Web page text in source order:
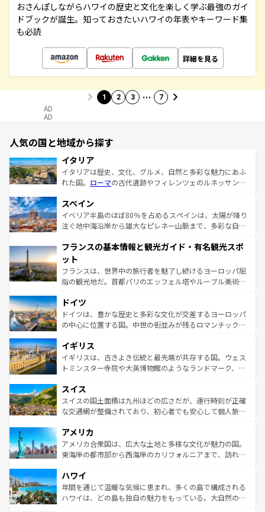
おさんぽしながらハワイの歴史と文化を楽しく学ぶ最強のガイ
ドブックが誕生。知っておきたいハワイの年表やキーワード集
も必読
詳細を見る
1 2 3 … 7
AD
AD
人気の国と地域から探す
イタリア
イタリアは歴史、文化、グルメ、自然と多彩な魅力にあふ
れた国。 ローマの古代遺跡やフィレンツェのルネッサンス
ろん、トスカーナの美しい田園風景やアマルフィ海岸の絶
景など、自然景観も見逃せない。観光の合間には、本場の
ピザやパスタなど、絶品のイタリア料理を堪能することも
ませてくれるイタリアで、忘れられない旅をしてみよう！
なお、新着のイタリア情報は
しい。
スペイン
イベリア半島のほぼ80％を占めるスペインは、太陽が降り
注ぐ地中海沿岸から雄大なピレネー山脈まで、多彩な自然
文化が根付くこの国では、情熱的なフラメンコ、熱気あふ
れる闘牛、そして美味しいタパスが生活の一部となってい
る。首都マドリードの洗練された雰囲気や、バルセロナの
アートに溢れた街角から、地方では古代ローマ遺跡や中世
せる。地方によって風土や気候が異なるスペインはその個
性で訪れる人を魅了する。 なお、新着のスペイン情報は コ
ンテンツ一覧を参照してほしい。
フランスの基本情報と観光ガイド・有名観光スポ
ット
フランスは、世界中の旅行者を魅了し続けるヨーロッパ屈
指の観光地だ。首都パリのエッフェル塔やルーブル美術館
で、幅広い魅力が詰まっている。華麗な宮殿、歴史的な大
聖堂、美しいビーチ、そして豊かな自然が、訪れる者を心
から魅了する。また、フランスは美食の国としても知ら
いる。シャンパンの発祥地であるランス、プロヴァンスの
香り高いラベンダー畑など、多彩な楽しみ方が可能だ。さ
らに、パリ以外の地域にも魅力が溢れており、どの街角に
れる地方に足を運ぶとそれぞれで全く異なる文化を体験で
きるだろう。 なお、新着のフランス情報はコンテンツ一覧
を参照してほしい。
ドイツ
ドイツは、豊かな歴史と多彩な文化が交差するヨーロッパ
の中心に位置する国。中世の街並みが残るロマンチック街
顔を持つこの国は、どこを歩いても飽きることがない。ベ
ルリンの文化的活気、バイエルン州のアルプスの絶景、そ
してライン川沿いのワイン畑といった風景は必見。ビール
は、お酒好きな人にはぜひ体験してほしい。 なお、新着の
ドイツ情報はコンテンツ一覧を参照してほしい。
イギリス
イギリスは、古きよき伝統と最先端が共存する国。ウェス
トミンスター寺院や大英博物館のようなランドマーク、歴
リアごとに異なる魅力がある。また、優雅なアフタヌーン
ティー、ビール好きにはたまらない英国パブ、サッカー観
戦など、本場だからこそできる体験も豊富。イギリスを旅
ンツ一覧を参照してほしい。
スイス
スイスの国土面積は九州ほどの広さだが、運行時刻が正確
な交通網が整備されており、初心者でも安心して個人旅行
の建物がそのまま残る町や、スイスならではのユニークな
博物館もあり、アルプス観光だけでなく町歩きも満喫する
ことができる。国民の所得が高いため物価も高いが、旅行
ば市内交通費無料で観光を楽しむこともできる。 なお、新
着のスイス情報はコンテンツ一覧 を参照してほしい。
アメリカ
アメリカ合衆国は、広大な土地と多様な文化が魅力の国。
東海岸の都市部から西海岸のカリフォルニアまで、訪れる
のような巨大都市は、観光、ショッピング、エンターテイ
ンメントが詰まった刺激的なスポットだ。一方、アメリカ
西部には大自然が広がり、グランドキャニオンやイエロー
ハワイ
年間を通じて温暖な気候に恵まれ、多くの島で構成される
ハワイは、どの島も独自の魅力をもっている。大自然の神